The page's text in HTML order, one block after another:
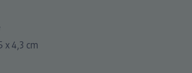
x 4,3 cm